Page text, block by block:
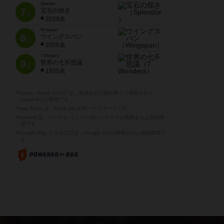
7位
宝石の煌き
2029名
8位
Wingspan
ウイングスパン
2006名
9位
7 Wonders
世界の七不思議
1920名